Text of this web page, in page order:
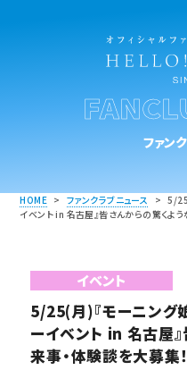
ファン
HOME > ファンクラブニュース > 5/
イベント in 名古屋』皆さんからの驚くよ
イベント
5/25(月)『モーニング
ーイベント in 名古屋
来事・体験談を大募集！